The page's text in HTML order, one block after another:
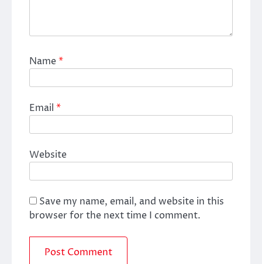
Name*
Email *
Website
Save my name, email, and website in this
browser for the next time I comment.